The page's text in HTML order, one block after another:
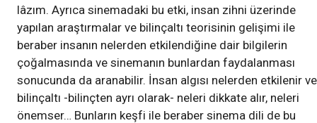
lâzım. Ayrıca sinemadaki bu etki, insan zihni üzerinde
yapılan araştırmalar ve bilinçaltı teorisinin gelişimi ile
beraber insanın nelerden etkilendiğine dair bilgilerin
çoğalmasında ve sinemanın bunlardan faydalanması
sonucunda da aranabilir. İnsan algısı nelerden etkilenir ve
bilinçaltı -bilinçten ayrı olarak- neleri dikkate alır, neleri
önemser… Bunların keşfi ile beraber sinema dili de bu